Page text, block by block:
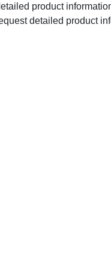
product
detailed product